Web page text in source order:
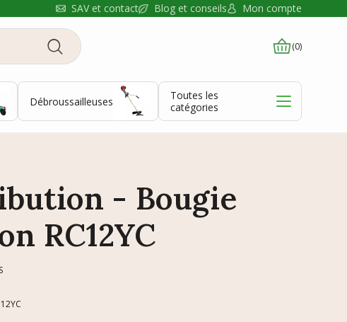
SAV et contact Blog et conseils Mon compte
(0)
Débroussailleuses
Toutes les
catégories
- Bougie
RC12YC